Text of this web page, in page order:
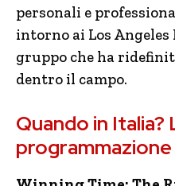
personali e
intorno ai Los Angeles
gruppo che ha
dentro il campo.
Quando in Italia?
programmazione